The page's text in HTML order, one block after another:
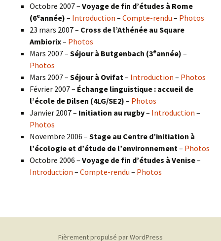
Octobre 2007 – Voyage de fin d’études à Rome
(6eannée) – Introduction – Compte-rendu – Photos
23 mars 2007 – Cross de l’Athénée au Square
Ambiorix– Photos
Mars 2007 – Séjour à Butgenbach (3eannée) –
Photos
Mars 2007 – Séjour à Ovifat – Introduction – Photos
Février 2007 – Échange linguistique : accueil de
l’école de Dilsen (4LG/SE2) – Photos
Janvier 2007 – Initiation au rugby– Introduction –
Photos
Novembre 2006 – Stage au Centre d’initiation à
l’écologie et d’étude de l’environnement – Photos
Octobre 2006 – Voyage de fin d’études à Venise–
Introduction – Compte-rendu – Photos
Fièrement propulsé par WordPress